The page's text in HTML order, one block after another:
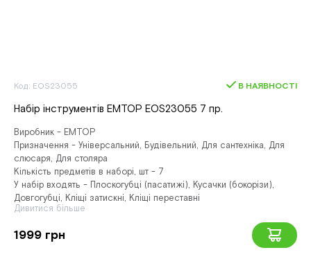
Код: EOS23055 В НАЯВНОСТІ
Набір інструментів EMTOP EOS23055 7 пр.
Виробник - EMTOP
Призначення - Універсальний, Будівельний, Для сантехніка, Для
слюсаря, Для столяра
Кількість предметів в наборі, шт - 7
У набір входять - Плоскогубці (пасатижі), Кусачки (бокорізи),
Довгогубці, Кліщі затискні, Кліщі переставні
Дивитися більше
1999 грн